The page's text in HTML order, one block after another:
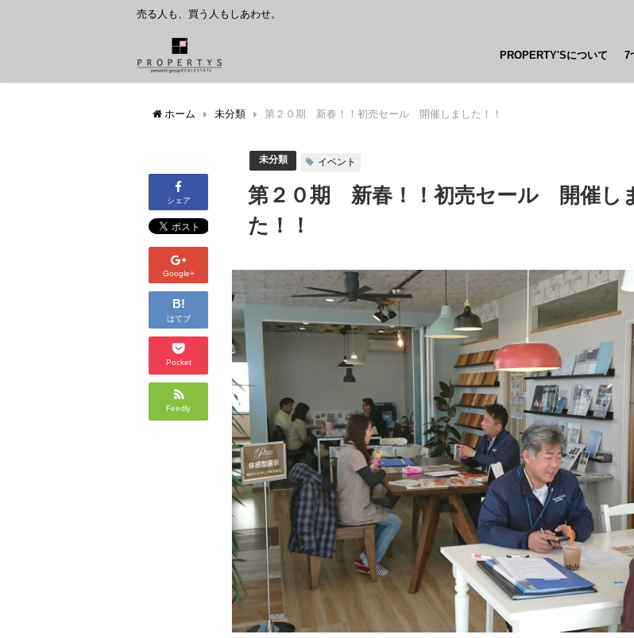
売る人も、買う人もしあわせ。
PROPERTY'Sについて 7
ホーム 未分類 第２０期 新春！！初売セール 開催しました！！
シェア
Google+
B!
はてブ
Pocket
Feedly
未分類 イベント
第２０期 新春！！初売セール 開催し
た！！